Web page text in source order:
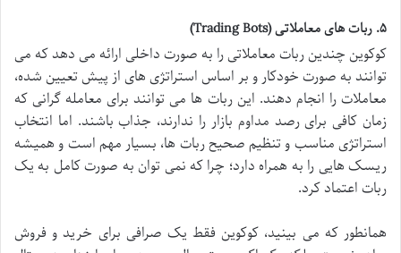
۵. ربات های معاملاتی (Trading Bots)
کوکوین چندین ربات معاملاتی را به صورت داخلی ارائه می دهد که می
توانند به صورت خودکار و بر اساس استراتژی های از پیش تعیین شده،
معاملات را انجام دهند. این ربات ها می توانند برای معامله گرانی که
زمان کافی برای رصد مداوم بازار را ندارند، جذاب باشند. اما انتخاب
استراتژی مناسب و تنظیم صحیح ربات ها، بسیار مهم است و همیشه
ریسک هایی را به همراه دارد؛ چرا که نمی توان به صورت کامل به یک
ربات اعتماد کرد.
همانطور که می بینید، کوکوین فقط یک صرافی برای خرید و فروش